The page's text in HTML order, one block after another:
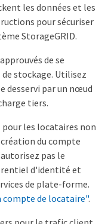
les données et les
pour sécuriser
StorageGRID.
de se
stockage. Utilisez
desservi par un nœud
tiers.
les locataires non
du compte
pas le
d'identité et
de plate-forme.
de locataire".